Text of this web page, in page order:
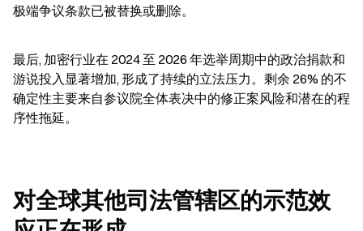
极端争议条款已被替换或删除。
最后, 加密行业在 2024 至 2026 年选举周期中的政治捐款和
游说投入显著增加, 形成了持续的立法压力。剩余 26% 的不
确定性主要来自参议院全体表决中的修正案风险和潜在的程
序性拖延。
对全球其他司法管辖区的示范效